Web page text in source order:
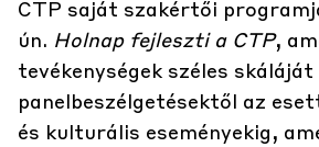
CTP saját szakértői
ún. Holnap fejleszti a CTP,
tevékenységek széles
panelbeszélgetésektől az
és kulturális eseményekig,